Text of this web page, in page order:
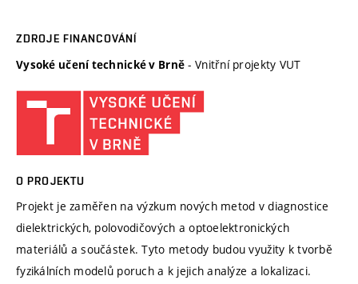
ZDROJE FINANCOVÁNÍ
Vysoké učení technické v Brně - Vnitřní projekty VUT
O PROJEKTU
Projekt je zaměřen na výzkum nových metod v diagnostice
dielektrických, polovodičových a optoelektronických
materiálů a součástek. Tyto metody budou využity k tvorbě
fyzikálních modelů poruch a k jejich analýze a lokalizaci.